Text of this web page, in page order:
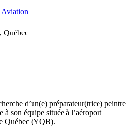
Aviation
Québec
d’un(e) préparateur(trice) peintre
à son équipe située à l’aéroport
Québec (YQB).